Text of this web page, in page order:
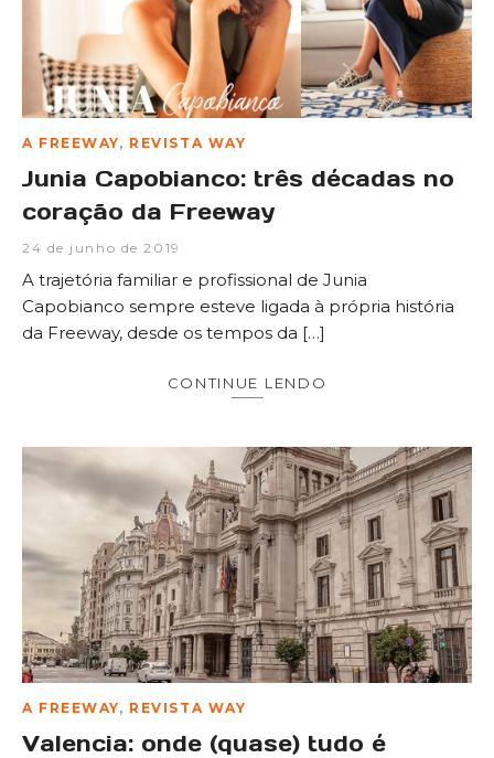
A FREEWAY, REVISTA WAY
Junia Capobianco: três décadas no
coração da Freeway
24 de junho de 2019
A trajetória familiar e profissional de Junia
Capobianco sempre esteve ligada à própria história
da Freeway, desde os tempos da […]
CONTINUE LENDO
A FREEWAY, REVISTA WAY
Valencia: onde (quase) tudo é